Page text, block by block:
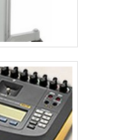
Comércio e
existem as
quando o
conserto e
em geral.
oferecidos,
e manutenção